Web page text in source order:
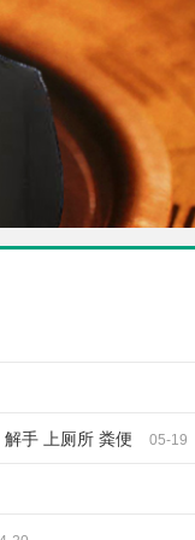
手 上厕所 粪便 05-19